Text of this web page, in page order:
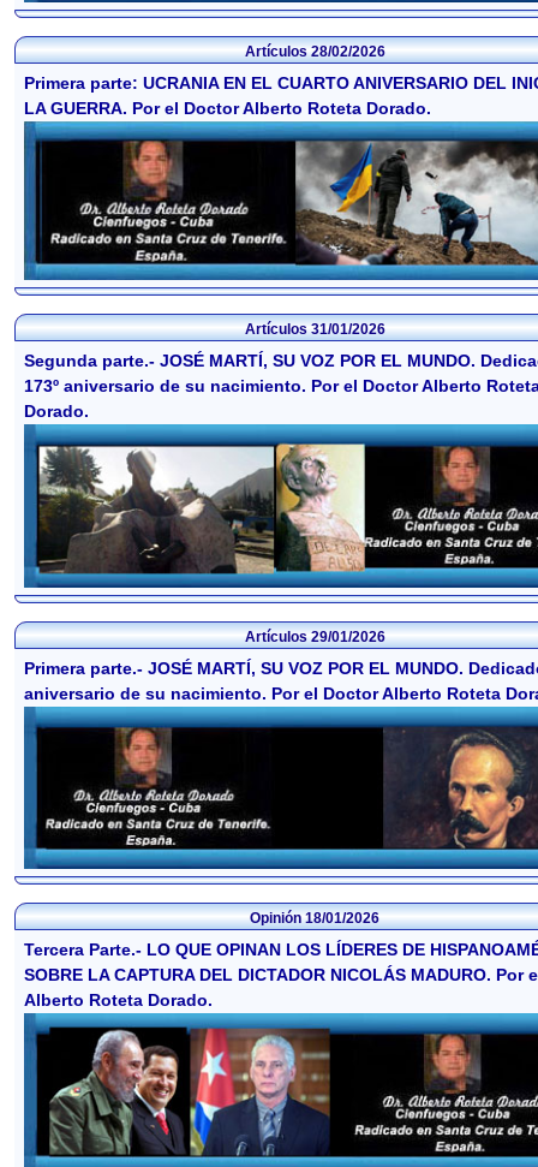
Artículos28/02/2026
Primera parte: UCRANIA EN EL CUARTO ANIVERSARIO DEL
LA GUERRA. Por el Doctor Alberto Roteta Dorado.
Artículos31/01/2026
Segunda parte.- JOSÉ MARTÍ, SU VOZ POR EL MUNDO.
173º aniversario de su nacimiento. Por el Doctor Alberto
Dorado.
Artículos29/01/2026
Primera parte.- JOSÉ MARTÍ, SU VOZ POR EL MUNDO.
aniversario de su nacimiento. Por el Doctor Alberto Roteta
Opinión18/01/2026
Tercera Parte.- LO QUE OPINAN LOS LÍDERES DE
SOBRE LA CAPTURA DEL DICTADOR NICOLÁS MADURO. Por
Alberto Roteta Dorado.